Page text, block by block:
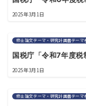
2025年3月1日
修士論文テーマ・研究計画書テーマ
国税庁「令和7年度税
2025年3月1日
修士論文テーマ・研究計画書テーマ